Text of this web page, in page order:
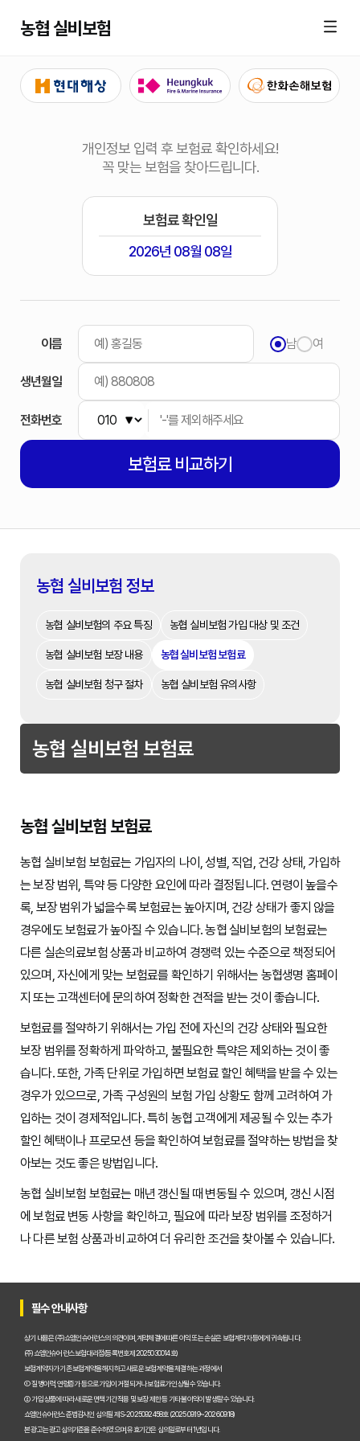
농협 실비보험
개인정보 입력 후 보험료 확인하세요!
꼭 맞는 보험을 찾아드립니다.
보험료 확인일
2026년 08월 08일
이름 남 여
생년월일
전화번호
보험료비교하기
농협 실비보험 정보
농협 실비보험의 주요 특징 농협 실비보험 가입 대상 및 조건
농협 실비보험 보장 내용 농협 실비보험 보험료
농협 실비보험 청구 절차 농협 실비보험 유의사항
농협 실비보험 보험료
농협 실비보험 보험료
농협 실비보험 보험료는 가입자의 나이, 성별, 직업, 건강 상태, 가입하
는 보장 범위, 특약 등 다양한 요인에 따라 결정됩니다. 연령이 높을수
록, 보장 범위가 넓을수록 보험료는 높아지며, 건강 상태가 좋지 않을
경우에도 보험료가 높아질 수 있습니다. 농협 실비보험의 보험료는
다른 실손의료보험 상품과 비교하여 경쟁력 있는 수준으로 책정되어
있으며, 자신에게 맞는 보험료를 확인하기 위해서는 농협생명 홈페이
지 또는 고객센터에 문의하여 정확한 견적을 받는 것이 좋습니다.
보험료를 절약하기 위해서는 가입 전에 자신의 건강 상태와 필요한
보장 범위를 정확하게 파악하고, 불필요한 특약은 제외하는 것이 좋
습니다. 또한, 가족 단위로 가입하면 보험료 할인 혜택을 받을 수 있는
경우가 있으므로, 가족 구성원의 보험 가입 상황도 함께 고려하여 가
입하는 것이 경제적입니다. 특히 농협 고객에게 제공될 수 있는 추가
할인 혜택이나 프로모션 등을 확인하여 보험료를 절약하는 방법을 찾
아보는 것도 좋은 방법입니다.
농협 실비보험 보험료는 매년 갱신될 때 변동될 수 있으며, 갱신 시점
에 보험료 변동 사항을 확인하고, 필요에 따라 보장 범위를 조정하거
나 다른 보험 상품과 비교하여 더 유리한 조건을 찾아볼 수 있습니다.
필수 안내사항
상기 내용은 (주)쇼엠인슈어런스의 의견이며, 계약체결에 따른 이익 또는 손실은 보험계약자 등에게 귀속됩니다.
(주)쇼엠인슈어런스 보험대리점(등록번호 제2025030014호)
보험계약자가 기존 보험계약을 해지하고 새로운 보험계약을 체결하는 과정에서
① 질병이력, 연령증가 등으로 가입이 거절되거나 보험료가 인상될 수 있습니다.
② 가입 상품에 따라 새로운 면책기간 적용 및 보장 제한 등 기타 불이익이 발생할 수 있습니다.
쇼엠인슈어런스 준법감시인 심의필 제S-2025092458호 (2025.09.19~2026.09.18)
본 광고는 광고심의기준을 준수하였으며, 유효기간은 심의일로부터 1년입니다.